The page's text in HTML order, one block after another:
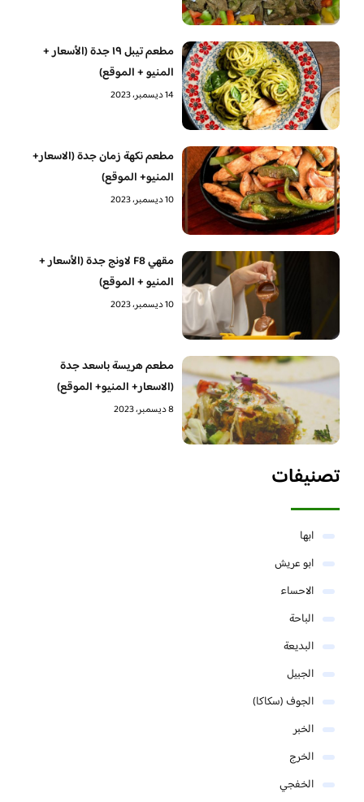
مطعم تيبل ١٩ جدة (الأسعار +
المنيو + الموقع)
14 ديسمبر، 2023
مطعم نكهة زمان جدة (الاسعار+
المنيو+ الموقع)
10 ديسمبر، 2023
مقهي F8 لاونج جدة (الأسعار +
المنيو + الموقع)
10 ديسمبر، 2023
مطعم هريسة باسعد جدة
(الاسعار+ المنيو+ الموقع)
8 ديسمبر، 2023
تصنيفات
ابها
ابو عريش
الاحساء
الباحة
البديعة
الجبيل
الجوف (سكاكا)
الخبر
الخرج
الخفجي